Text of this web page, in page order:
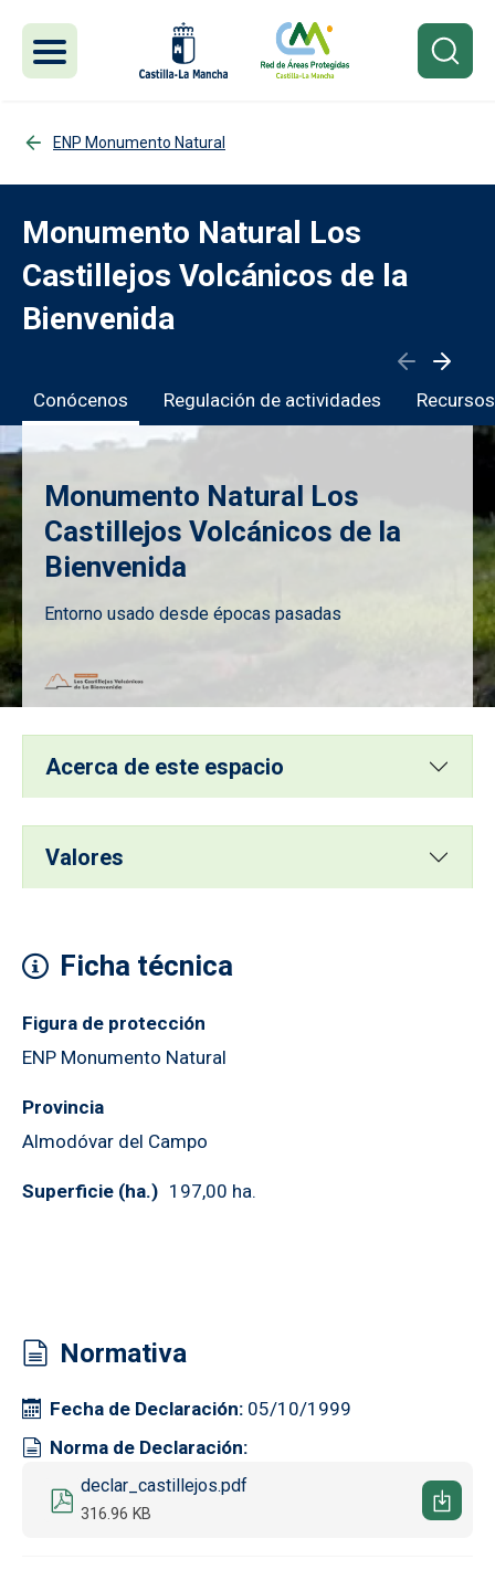
ENP Monumento Natural
Monumento Natural Los
Castillejos Volcánicos de la
Bienvenida
Conócenos Regulación de actividades
Monumento Natural Los
Castillejos Volcánicos de la
Bienvenida
Entorno usado desde épocas pasadas
Acerca de este espacio
Valores
Ficha técnica
Figura de protección
ENP Monumento Natural
Provincia
Almodóvar del Campo
Superficie (ha.) 197,00 ha.
Normativa
Fecha de Declaración 05/10/1999
Norma de Declaración
Documento
declar_castillejos.pdf
316.96 KB